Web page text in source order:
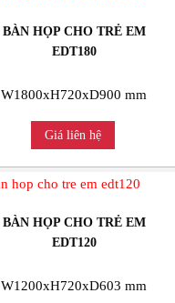
BÀN HỌP CHO TRẺ EM
EDT180
W1800xH720xD900 mm
Giá liên hệ
BÀN HỌP CHO TRẺ EM
EDT120
W1200xH720xD603 mm